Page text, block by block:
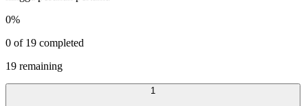
0%
0 of 19 completed
19 remaining
1